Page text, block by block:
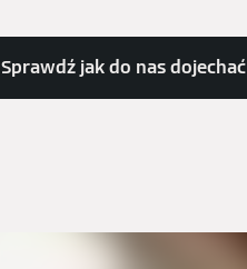
Sprawdź jak do nas dojechać